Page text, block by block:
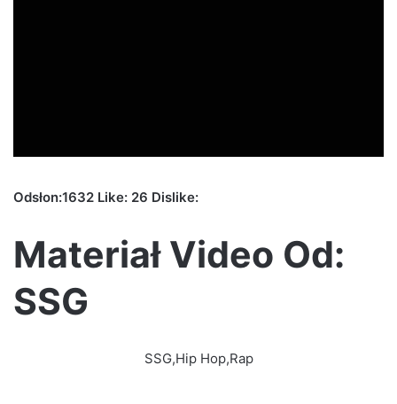
Odsłon:1632 Like: 26 Dislike:
Materiał Video Od:
SSG
SSG,Hip Hop,Rap